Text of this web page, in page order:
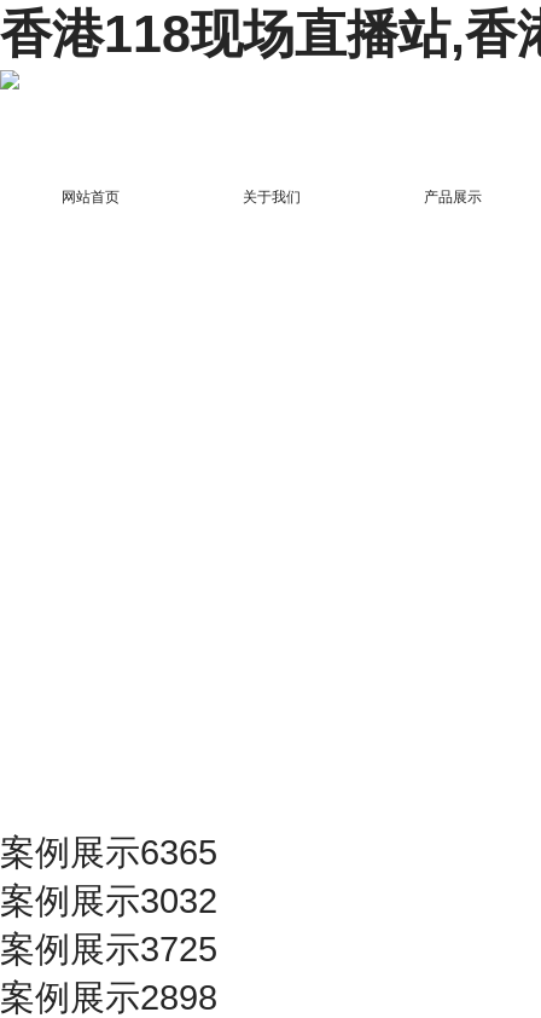
香港118现场直播站,香
网站首页 关于我们 产品展示
案例展示6365
案例展示3032
案例展示3725
案例展示2898